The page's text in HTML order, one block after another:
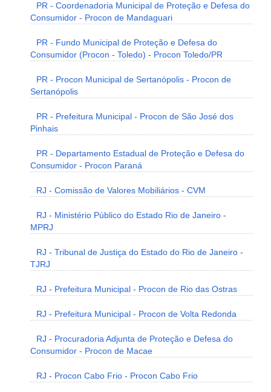
PR - Coordenadoria Municipal de Proteção e Defesa do
Consumidor - Procon de Mandaguari
PR - Fundo Municipal de Proteção e Defesa do
Consumidor (Procon - Toledo) - Procon Toledo/PR
PR - Procon Municipal de Sertanópolis - Procon de
Sertanópolis
PR - Prefeitura Municipal - Procon de São José dos
Pinhais
PR - Departamento Estadual de Proteção e Defesa do
Consumidor - Procon Paraná
RJ - Comissão de Valores Mobiliários - CVM
RJ - Ministério Público do Estado Rio de Janeiro -
MPRJ
RJ - Tribunal de Justiça do Estado do Rio de Janeiro -
TJRJ
RJ - Prefeitura Municipal - Procon de Rio das Ostras
RJ - Prefeitura Municipal - Procon de Volta Redonda
RJ - Procuradoria Adjunta de Proteção e Defesa do
Consumidor - Procon de Macae
RJ - Procon Cabo Frio - Procon Cabo Frio